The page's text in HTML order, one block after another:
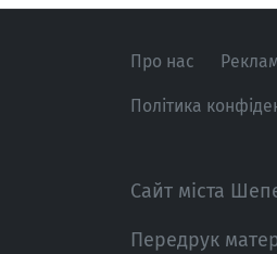
Про нас
Політика
Сайт міста
Передрук